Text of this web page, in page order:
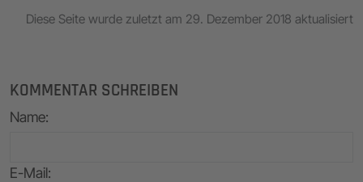
Diese Seite wurde zuletzt am 29. Dezember 2018 aktualisiert
KOMMENTAR SCHREIBEN
Name:
E-Mail: